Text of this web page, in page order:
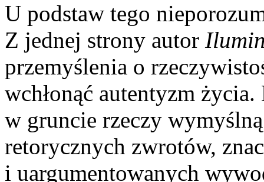
U podstaw tego
Z jednej strony autor
przemyślenia o
wchłonąć autentyzm
w gruncie rzeczy
retorycznych zwrotów,
i uargumentowanych